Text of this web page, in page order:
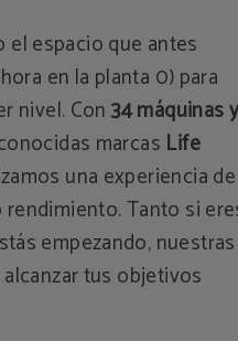
espacio que antes
en la planta 0) para
nivel. Con34 máquinas y
marcas Life
una experiencia de
rendimiento. Tanto si
empezando, nuestras
tus objetivos